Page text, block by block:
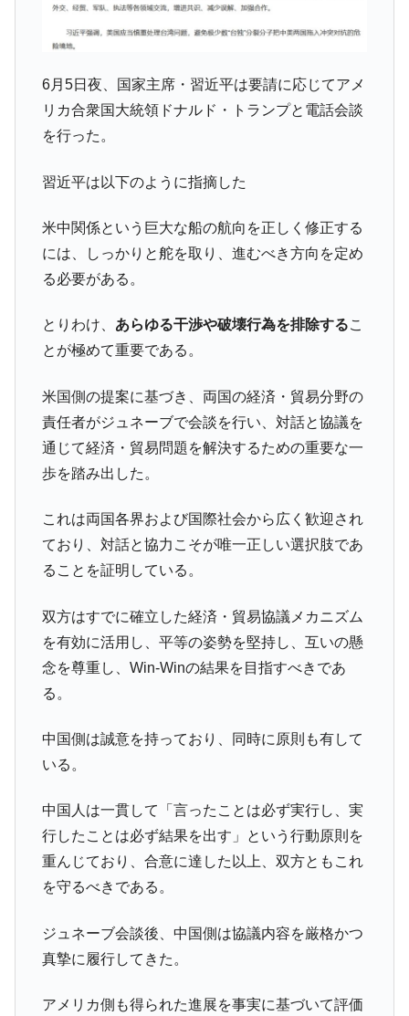
国の過剰生産が世界を蝕む。
種は全般的「不調」⇒ PSIが示す現況は決して良くない。
『Money1』
【米韓激突案件】韓国消費者院が『クーパ
ン』1人当たり賠償10万ウォンを認定 ⇒ 総額3兆7,000億
韓国で猛暑。南東部では干ばつ
「KDDX」1番艦、2032年竣工と公示
『Money1』
【対日本円】ウォン安が急進！ 日米の協調
に韓国がいっちょがみしたのでは。
は韓国で『BYD』車は売れている。6カ月で対前年同期比
1.9倍！
く空港に詰めかけ「出て行け！」「極右勢力」のプラカー
ドを掲げる「在韓反米勢力」
『Money1』
韓国政府「2035年までに18.4GW規模のAIデ
ータセンター整備」⇒ だから無理だってば。
ほぼ終わった」
『Money1』
韓国『国民年金公団』株価暴落で200兆蒸
発。
ャンペーン」⇒ あの名物教授も登場！
『Money1』
韓国「橋が落ちました」⇒ 耐久性「なさす
ぎ」では。
『Money1』
『Money1』
米国下院「韓国の公務員個人をターゲット
にぶん殴る法案」提出！⇒ クーパン問題は合衆国企業に対
『Money1』
韓国ボンクラ政策室長･金容範、株価暴落に
他人事のような発言。
『Money1』
韓国半導体『SKハイニックス』2026年2Qの
業績「史上最高益」当期純利益は前年同期比13.4倍に。
機 ⇒ 10.7兆では損が出るからできない。
『Money1』
【速報】韓国株式市場の暴落・本日07月29
発動！
6月5日夜、国家主席・習近平は要請に応じてアメ
リカ合衆国大統領ドナルド・トランプと電話会談
を行った。
習近平は以下のように指摘した
米中関係という巨大な船の航向を正しく修正する
には、しっかりと舵を取り、進むべき方向を定め
る必要がある。
とりわけ、 あらゆる干渉や破壊行為を排除するこ
とが極めて重要である。
米国側の提案に基づき、両国の経済・貿易分野の
責任者がジュネーブで会談を行い、対話と協議を
通じて経済・貿易問題を解決するための重要な一
歩を踏み出した。
これは両国各界および国際社会から広く歓迎され
ており、対話と協力こそが唯一正しい選択肢であ
ることを証明している。
双方はすでに確立した経済・貿易協議メカニズム
を有効に活用し、平等の姿勢を堅持し、互いの懸
念を尊重し、Win-Winの結果を目指すべきであ
る。
中国側は誠意を持っており、同時に原則も有して
いる。
中国人は一貫して「言ったことは必ず実行し、実
行したことは必ず結果を出す」という行動原則を
重んじており、合意に達した以上、双方ともこれ
を守るべきである。
ジュネーブ会談後、中国側は協議内容を厳格かつ
真摯に履行してきた。
アメリカ側も得られた進展を事実に基づいて評価